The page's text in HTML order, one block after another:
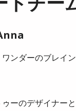
ンダーのブレイ
ゥーのデザイナー